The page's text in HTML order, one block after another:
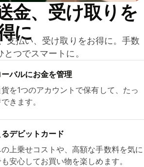
金、受け取りを
に
支払い、受け取りをお得に。手数
つでスマートに。
バ⁠ルにお金を管理
を1つのアカウントで保有して、たっ
きます。
デビットカード
上乗せコストや、高額な手数料を気に
安心してお買い物を楽しめます。